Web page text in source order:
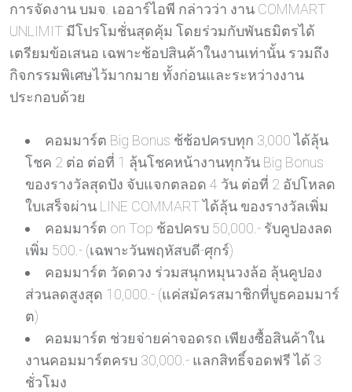
การจัดงาน บมจ. เออาร์ไอพี กล่าวว่า งาน COMMART
UNLIMIT มีโปรโมชั่นสุดคุ้ม โดยร่วมกับพันธมิตรได้
เตรียมข้อเสนอ เฉพาะช้อปสินค้าในงานเท่านั้น รวมถึง
กิจกรรมพิเศษไว้มากมาย ทั้งก่อนและระหว่างงาน
ประกอบด้วย
คอมมาร์ต Big Bonus ช้ช้อปครบทุก 3,000 ได้ลุ้น
โชค 2 ต่อ ต่อที่ 1 ลุ้นโชคหน้างานทุกวัน Big Bonus
ของรางวัลสุดปัง จับแจกตลอด 4 วัน ต่อที่ 2 อัปโหลด
ใบเสร็จผ่าน LINE COMMART ได้ลุ้น ของรางวัลเพิ่ม
คอมมาร์ต on Top ช้อปครบ 50,000.- รับคูปองลด
เพิ่ม 500.- (เฉพาะวันพฤหัสบดี-ศุกร์)
คอมมาร์ต วัดดวง ร่วมสนุกหมุนวงล้อ ลุ้นคูปอง
ส่วนลดสูงสุด 10,000.- (แค่สมัครสมาชิกที่บูธคอมมาร์
ต)
คอมมาร์ต ช่วยจ่ายค่าจอดรถ เพียงซื้อสินค้าใน
งานคอมมาร์ตครบ 30,000.- แลกสิทธิ์จอดฟรี ได้ 3
ชั่วโมง